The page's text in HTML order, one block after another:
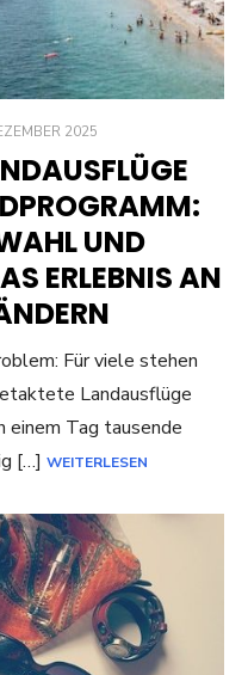
2025
UND
ERLEBNIS AN
Für viele stehen
Landausflüge
einem Tag tausende
[…] WEITERLESEN